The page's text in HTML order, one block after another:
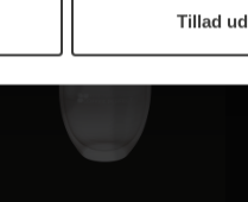
Tillad